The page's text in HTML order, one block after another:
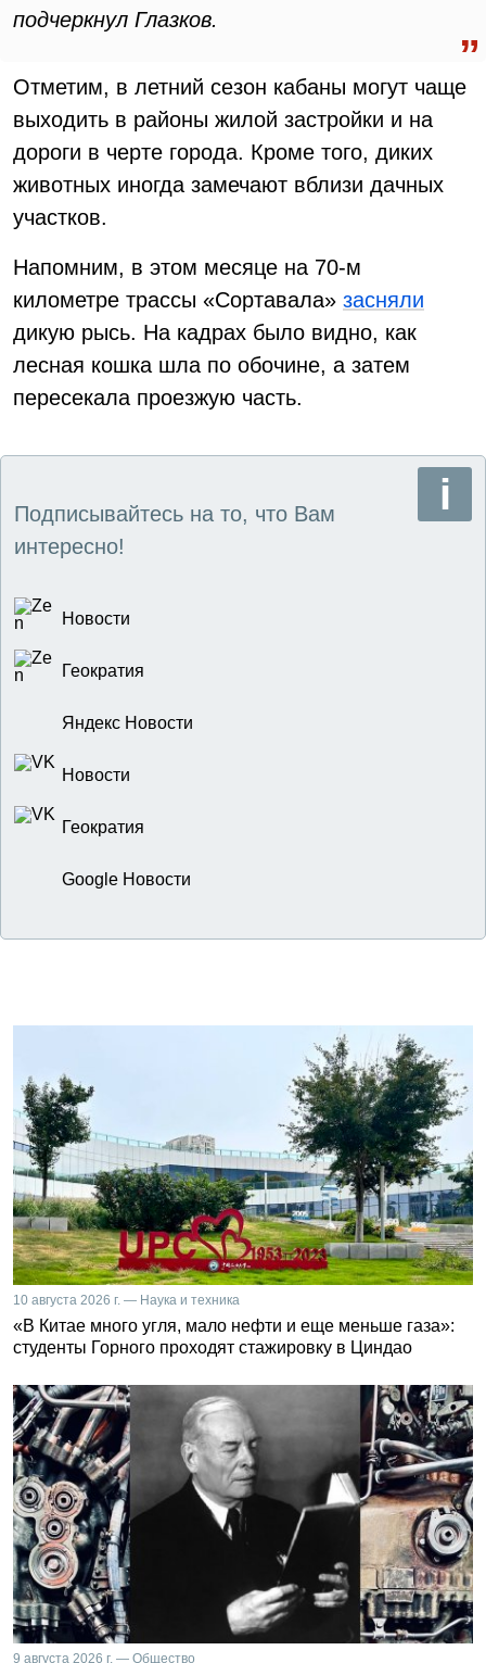
подчеркнул Глазков.
Отметим, в летний сезон кабаны могут чаще
выходить в районы жилой застройки и на
дороги в черте города. Кроме того, диких
животных иногда замечают вблизи дачных
участков.
Напомним, в этом месяце на 70-м
километре трассы «Сортавала» засняли
дикую рысь. На кадрах было видно, как
лесная кошка шла по обочине, а затем
пересекала проезжую часть.
Подписывайтесь на то, что Вам
интересно!
Новости
Геократия
Яндекс Новости
Новости
Геократия
Google Новости
10 августа 2026 г. — Наука и техника
«В Китае много угля, мало нефти и еще меньше газа»:
студенты Горного проходят стажировку в Циндао
9 августа 2026 г. — Общество